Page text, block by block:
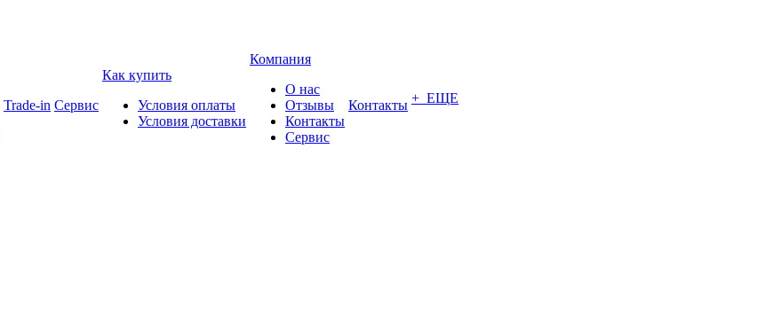
Trade-in Сервис
Как купить
Условия оплаты
Условия доставки
Компания
О нас
Отзывы
Контакты
Сервис
Контакты + ЕЩЕ